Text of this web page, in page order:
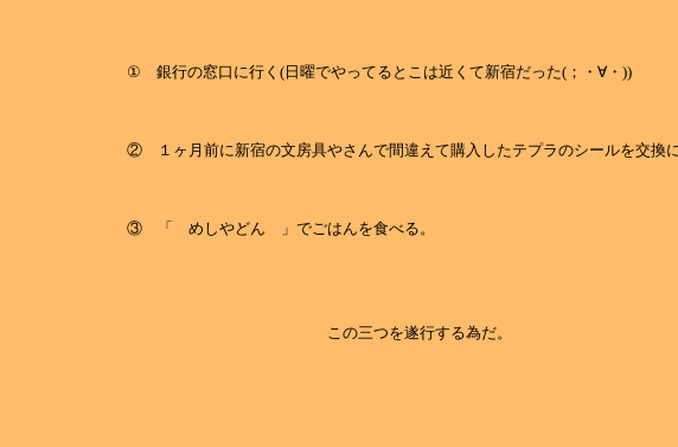
① 銀行の窓口に行く(日曜でやってるとこは近くて新宿だった(；・∀・))
② １ヶ月前に新宿の文房具やさんで間違えて購入したテプラのシールを交換
③ 「 めしやどん 」でごはんを食べる。
この三つを遂行する為だ。